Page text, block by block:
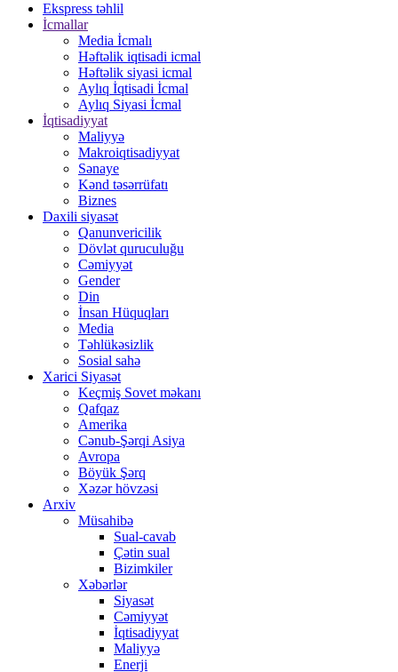
Ekspress təhlil
İcmallar
Media İcmalı
Həftəlik iqtisadi icmal
Həftəlik siyasi icmal
Aylıq İqtisadi İcmal
Aylıq Siyasi İcmal
İqtisadiyyat
Maliyyə
Makroiqtisadiyyat
Sənaye
Kənd təsərrüfatı
Biznes
Daxili siyasət
Qanunvericilik
Dövlət quruculuğu
Cəmiyyət
Gender
Din
İnsan Hüquqları
Media
Təhlükəsizlik
Sosial sahə
Xarici Siyasət
Keçmiş Sovet məkanı
Qafqaz
Amerika
Cənub-Şərqi Asiya
Avropa
Böyük Şərq
Xəzər hövzəsi
Arxiv
Müsahibə
Sual-cavab
Çətin sual
Bizimkiler
Xəbərlər
Siyasət
Cəmiyyət
İqtisadiyyat
Maliyyə
Enerji